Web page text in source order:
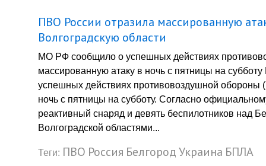
ПВО России отразила массированную
Волгоградскую области
МО РФ сообщило о успешных действиях
массированную атаку в ночь с пятницы на
успешных действиях противовоздушной обороны
ночь с пятницы на субботу. Согласно
реактивный снаряд и девять беспилотников над
Волгоградской областями...
Теги: ПВО Россия БелгородУкраина БПЛА